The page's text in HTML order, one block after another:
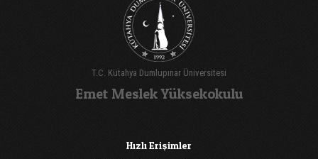
T.C. Kütahya Dumlupınar Üniversitesi
Emet Meslek Yüksekokulu
Hızlı Erişimler